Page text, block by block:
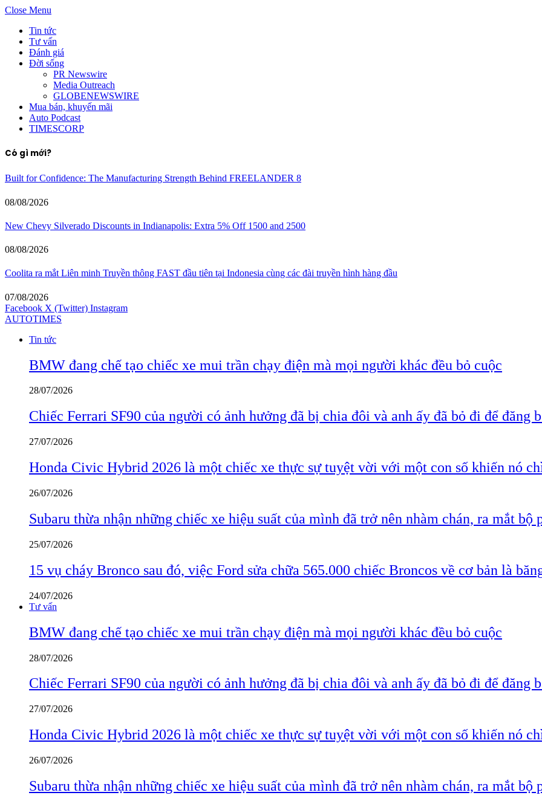
Close Menu
Tin tức
Tư vấn
Đánh giá
Đời sống
PR Newswire
Media Outreach
GLOBENEWSWIRE
Mua bán, khuyến mãi
Auto Podcast
TIMESCORP
Có gì mới?
Built for Confidence: The Manufacturing Strength Behind FREELANDER 8
08/08/2026
New Chevy Silverado Discounts in Indianapolis: Extra 5% Off 1500 and 2500
08/08/2026
Coolita ra mắt Liên minh Truyền thông FAST đầu tiên tại Indonesia cùng các đài truyền hình hàng đầu
07/08/2026
Facebook X (Twitter) Instagram
AUTOTIMES
Tin tức
BMW đang chế tạo chiếc xe mui trần chạy điện mà mọi người khác đều bỏ cuộc
28/07/2026
Chiếc Ferrari SF90 của người có ảnh hưởng đã bị chia đôi và anh ấy đã bỏ đi để đăng
27/07/2026
Honda Civic Hybrid 2026 là một chiếc xe thực sự tuyệt vời với một con số khiến nó
26/07/2026
Subaru thừa nhận những chiếc xe hiệu suất của mình đã trở nên nhàm chán, ra mắt bộ
25/07/2026
15 vụ cháy Bronco sau đó, việc Ford sửa chữa 565.000 chiếc Broncos về cơ bản là
24/07/2026
Tư vấn
BMW đang chế tạo chiếc xe mui trần chạy điện mà mọi người khác đều bỏ cuộc
28/07/2026
Chiếc Ferrari SF90 của người có ảnh hưởng đã bị chia đôi và anh ấy đã bỏ đi để đăng
27/07/2026
Honda Civic Hybrid 2026 là một chiếc xe thực sự tuyệt vời với một con số khiến nó
26/07/2026
Subaru thừa nhận những chiếc xe hiệu suất của mình đã trở nên nhàm chán, ra mắt bộ